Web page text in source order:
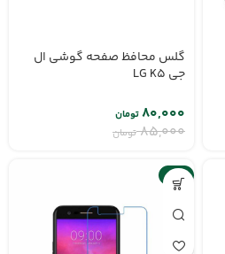
گلس محافظ صفحه گوشی ال
جی LG K5
۸۵,۰۰۰ تومان
۸۰,۰۰۰تومان
-6%